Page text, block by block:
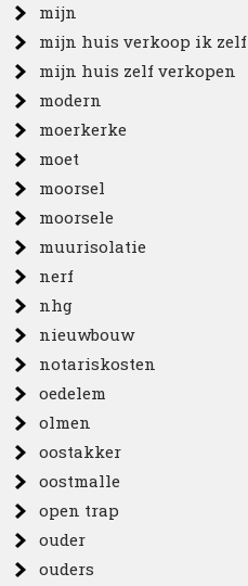
mijn
mijn huis verkoop ik zelf
mijn huis zelf verkopen
modern
moerkerke
moet
moorsel
moorsele
muurisolatie
nerf
nhg
nieuwbouw
notariskosten
oedelem
olmen
oostakker
oostmalle
open trap
ouder
ouders